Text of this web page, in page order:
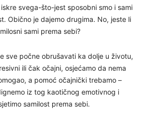
svega-što-jest sposobni smo i sami
Obično je dajemo drugima. No, jeste li
sami prema sebi?
sve počne obrušavati ka dolje u životu,
ili čak očajni, osjećamo da nema
a pomoć očajnički trebamo –
iz tog kaotičnog emotivnog i
samilost prema sebi.